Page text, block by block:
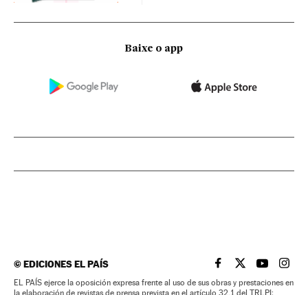
Baixe o app
©EDICIONES EL PAÍS EL PAÍS BRASIL EN
EL PAÍSEL PAÍS
EL
EL PAÍS ejerce la oposición expresa frente al uso de sus obras y prestaciones en